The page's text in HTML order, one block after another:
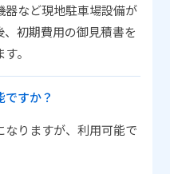
器など現地駐車場設備が
初期費用の御見積書を
。
すか？
りますが、利用可能で